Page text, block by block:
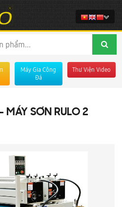
Máy Gia Công
Đá
Thư Viện Video
MÁY SƠN RULO 2